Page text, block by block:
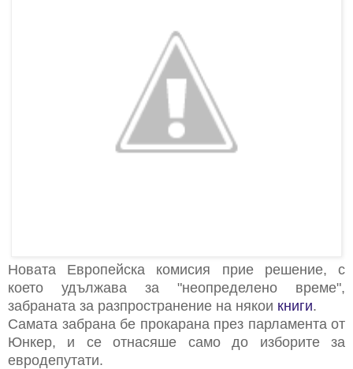
Новата Европейска комисия прие решение, с
което удължава за "неопределено време",
забраната за разпространение на някои книги.
Самата забрана бе прокарана през парламента от
Юнкер, и се отнасяше само до изборите за
евродепутати.